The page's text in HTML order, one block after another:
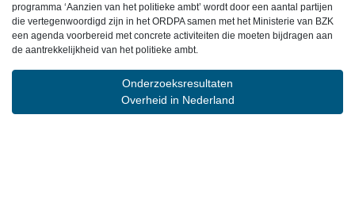
programma ‘Aanzien van het politieke ambt’ wordt door een aantal partijen
die vertegenwoordigd zijn in het ORDPA samen met het Ministerie van BZK
een agenda voorbereid met concrete activiteiten die moeten bijdragen aan
de aantrekkelijkheid van het politieke ambt.
Onderzoeksresultaten
Overheid in Nederland